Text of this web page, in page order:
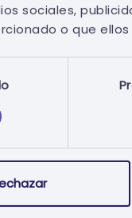
sociales,
o que
los
de